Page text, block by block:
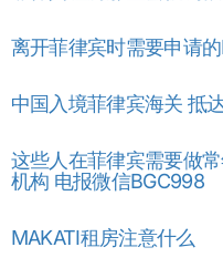
离开菲律宾时需要申请
中国入境菲律宾海关 抵
这些人在菲律宾需要做
机构 电报微信BGC998
MAKATI租房注意什么